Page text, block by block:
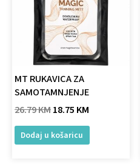
MT RUKAVICA ZA
SAMOTAMNJENJE
26.79KM18.75 KM
Dodaj u košaricu